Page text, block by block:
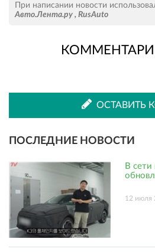
во
При написании новости
Авто.Лента.ру , RusAuto
ОСТАВИТЬ
ПОСЛЕДНИЕ НОВОСТИ
В сети
12 июля